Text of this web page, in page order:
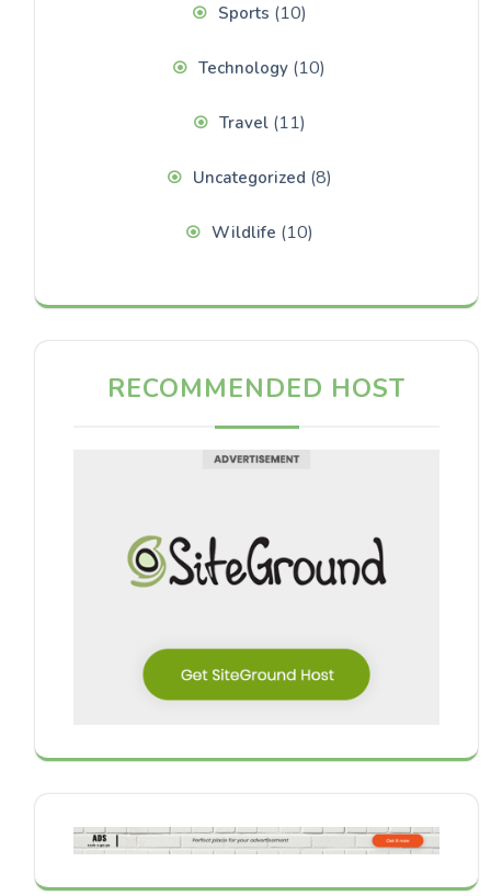
Sports (10)
Technology (10)
Travel(11)
Uncategorized (8)
Wildlife (10)
RECOMMENDED HOST